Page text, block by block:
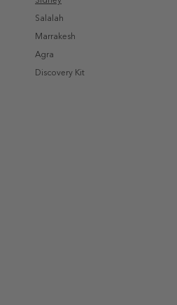
Salalah
Marrakesh
Agra
Discovery Kit